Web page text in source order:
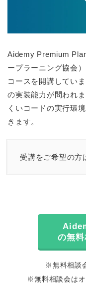
Aidemy Premium
ープラーニング協会
コースを開講してい
の実装能力が問われ
くいコードの実行環
きます。
受講をご希望の方
の無
※無料相談
※無料相談会は